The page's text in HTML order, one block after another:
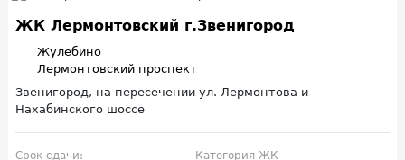
ЖК Лермонтовский г.Звенигород
Жулебино
Лермонтовский проспект
Звенигород, на пересечении ул. Лермонтова и
Нахабинского шоссе
Срок сдачи:
Категория ЖК